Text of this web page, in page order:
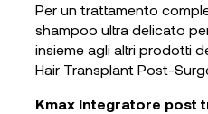
Per un trattamento
shampoo ultra delicato
insieme agli altri prodotti
Hair Transplant Post-
Kmax Integratore post